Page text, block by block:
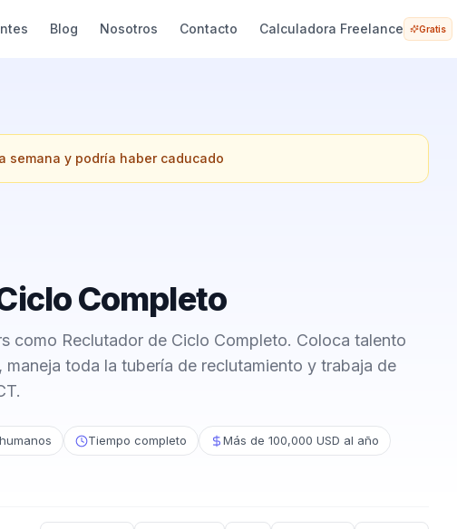
Blog Nosotros Contacto Calculadora Freelance Gratis
semana y podría haber caducado
Completo
como Reclutador de Ciclo Completo. Coloca talento
maneja toda la tubería de reclutamiento y trabaja de
Tiempo completo Más de 100,000 USD al año